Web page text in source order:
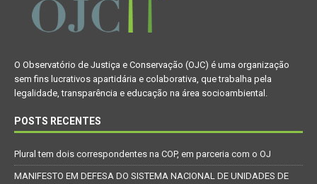
O Observatório de Justiça e Conservação (OJC) é uma organização
sem fins lucrativos apartidária e colaborativa, que trabalha pela
legalidade, transparência e educação na área socioambiental.
POSTS RECENTES
Plural tem dois correspondentes na COP, em parceria com o OJ
MANIFESTO EM DEFESA DO SISTEMA NACIONAL DE UNIDADES DE